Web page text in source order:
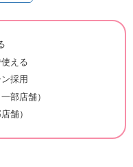
える
採用
部店舗）
舗）